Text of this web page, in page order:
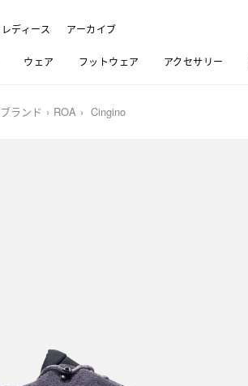
レディース アーカイブ
ウェア フットウェア アクセサリー
ブランド ROA Cingino